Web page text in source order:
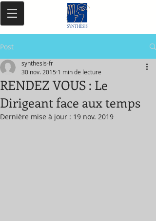
Post
RENDEZ VOUS : Le
Dirigeant face aux temps
synthesis-fr
30 nov. 2015 1 min de lecture
Dernière mise à jour : 19 nov. 2019